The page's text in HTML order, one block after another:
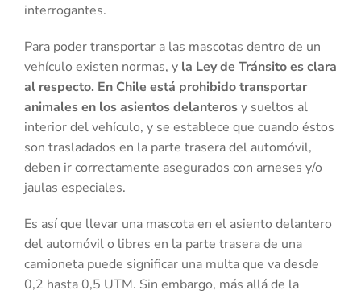
interrogantes.
Para poder transportar a las mascotas dentro de un
vehículo existen normas, y la Ley de Tránsito es clara
al respecto. En Chile está prohibido transportar
animales en los asientos delanterosy sueltos al
interior del vehículo, y se establece que cuando éstos
son trasladados en la parte trasera del automóvil,
deben ir correctamente asegurados con arneses y/o
jaulas especiales.
Es así que llevar una mascota en el asiento delantero
del automóvil o libres en la parte trasera de una
camioneta puede significar una multa que va desde
0,2 hasta 0,5 UTM. Sin embargo, más allá de la